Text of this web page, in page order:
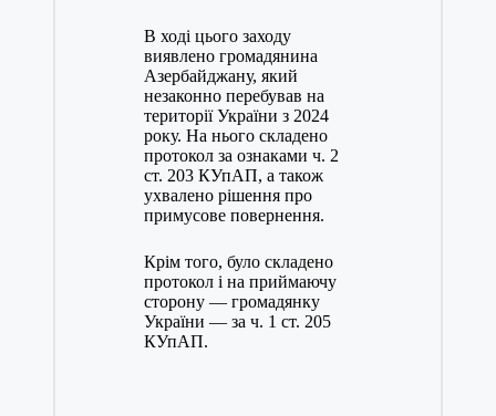
В ході цього заходу
виявлено громадянина
Азербайджану, який
незаконно перебував на
території України з 2024
року. На нього складено
протокол за ознаками ч. 2
ст. 203 КУпАП, а також
ухвалено рішення про
примусове повернення.
Крім того, було складено
протокол і на приймаючу
сторону — громадянку
України — за ч. 1 ст. 205
КУпАП.